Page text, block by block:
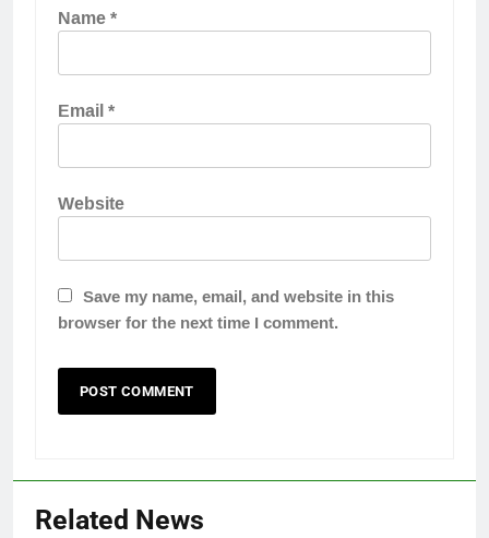
Name*
Email*
Website
Save my name, email, and website in this
browser for the next time I comment.
Related News